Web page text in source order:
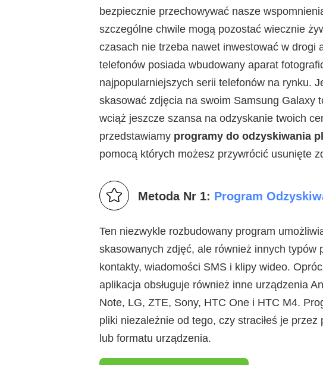
bezpiecznie przechowywać nasze
szczególne chwile mogą pozostać wiecznie
czasach nie trzeba nawet inwestować w drogi
telefonów posiada wbudowany aparat
najpopularniejszych serii telefonów na rynku.
skasować zdjęcia na swoim Samsung Galaxy
wciąż jeszcze szansa na odzyskanie twoich
przedstawiamy programy do odzyskiwania
pomocą których możesz przywrócić usunięte
Metoda Nr 1: Program
Ten niezwykle rozbudowany program
skasowanych zdjęć, ale również innych typów
kontakty, wiadomości SMS i klipy wideo.
aplikacja obsługuje również inne urządzenia
Note, LG, ZTE, Sony, HTC One i HTC M4.
pliki niezależnie od tego, czy straciłeś je
lub formatu urządzenia.